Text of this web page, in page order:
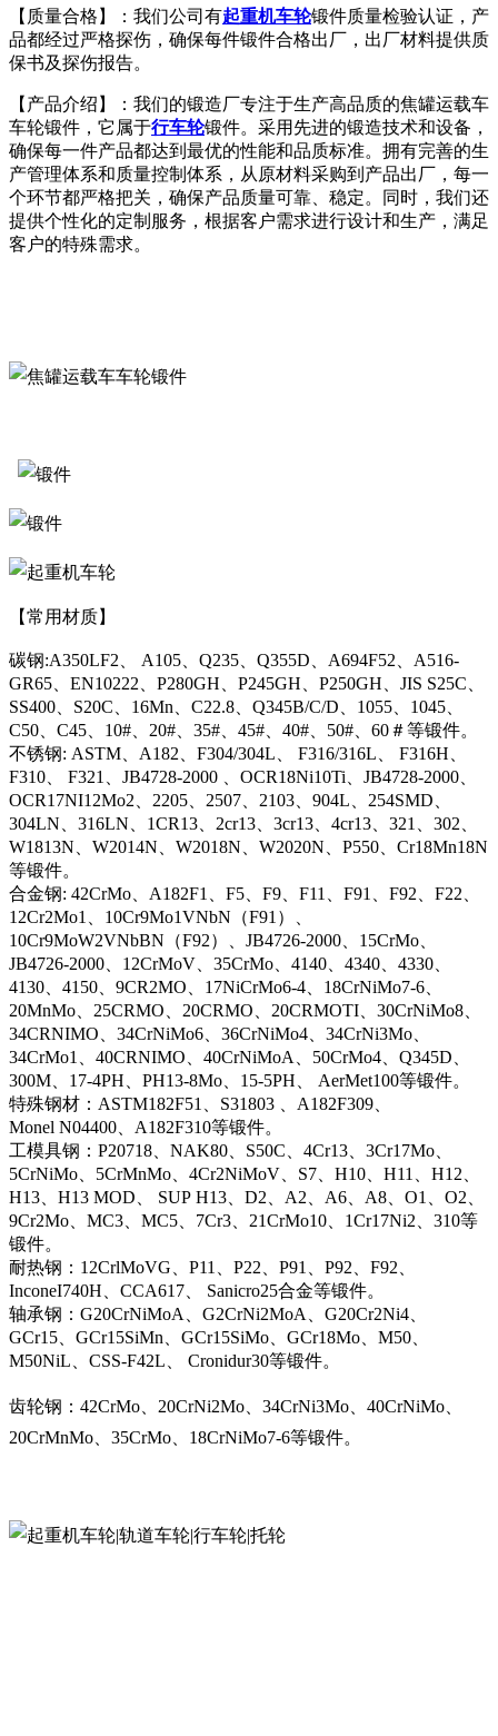
【质量合格】：我们公司有起重机车轮锻件质量检验认证，产
品都经过严格探伤，确保每件锻件合格出厂，出厂材料提供质
保书及探伤报告。
【产品介绍】：我们的锻造厂专注于生产高品质的焦罐运载车
车轮锻件，它属于行车轮锻件。采用先进的锻造技术和设备，
确保每一件产品都达到最优的性能和品质标准。拥有完善的生
产管理体系和质量控制体系，从原材料采购到产品出厂，每一
个环节都严格把关，确保产品质量可靠、稳定。同时，我们还
提供个性化的定制服务，根据客户需求进行设计和生产，满足
客户的特殊需求。
【常用材质】
碳钢:A350LF2、 A105、Q235、Q355D、A694F52、A516-
GR65、EN10222、P280GH、P245GH、P250GH、JIS S25C、
SS400、S20C、16Mn、C22.8、Q345B/C/D、1055、1045、
C50、C45、10#、20#、35#、45#、40#、50#、60＃等锻件。
不锈钢: ASTM、A182、F304/304L、 F316/316L、 F316H、
F310、 F321、JB4728-2000 、OCR18Ni10Ti、JB4728-2000、
OCR17NI12Mo2、2205、2507、2103、904L、254SMD、
304LN、316LN、1CR13、2cr13、3cr13、4cr13、321、302、
W1813N、W2014N、W2018N、W2020N、P550、Cr18Mn18N
等锻件。
合金钢: 42CrMo、A182F1、F5、F9、F11、F91、F92、F22、
12Cr2Mo1、10Cr9Mo1VNbN（F91）、
10Cr9MoW2VNbBN（F92）、JB4726-2000、15CrMo、
JB4726-2000、12CrMoV、35CrMo、4140、4340、4330、
4130、4150、9CR2MO、17NiCrMo6-4、18CrNiMo7-6、
20MnMo、25CRMO、20CRMO、20CRMOTI、30CrNiMo8、
34CRNIMO、34CrNiMo6、36CrNiMo4、34CrNi3Mo、
34CrMo1、40CRNIMO、40CrNiMoA、50CrMo4、Q345D、
300M、17-4PH、PH13-8Mo、15-5PH、 AerMet100等锻件。
特殊钢材：ASTM182F51、S31803 、A182F309、
Monel N04400、A182F310等锻件。
工模具钢：P20718、NAK80、S50C、4Cr13、3Cr17Mo、
5CrNiMo、5CrMnMo、4Cr2NiMoV、S7、H10、H11、H12、
H13、H13 MOD、 SUP H13、D2、A2、A6、A8、O1、O2、
9Cr2Mo、MC3、MC5、7Cr3、21CrMo10、1Cr17Ni2、310等
锻件。
耐热钢：12CrlMoVG、P11、P22、P91、P92、F92、
InconeI740H、CCA617、 Sanicro25合金等锻件。
轴承钢：G20CrNiMoA、G2CrNi2MoA、G20Cr2Ni4、
GCr15、GCr15SiMn、GCr15SiMo、GCr18Mo、M50、
M50NiL、CSS-F42L、 Cronidur30等锻件。
齿轮钢：42CrMo、20CrNi2Mo、34CrNi3Mo、40CrNiMo、
20CrMnMo、35CrMo、18CrNiMo7-6等锻件。